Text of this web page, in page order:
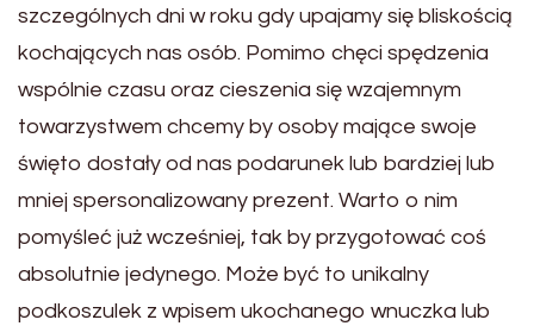
szczególnych dni w roku gdy upajamy się bliskością
kochających nas osób. Pomimo chęci spędzenia
wspólnie czasu oraz cieszenia się wzajemnym
towarzystwem chcemy by osoby mające swoje
święto dostały od nas podarunek lub bardziej lub
mniej spersonalizowany prezent. Warto o nim
pomyśleć już wcześniej, tak by przygotować coś
absolutnie jedynego. Może być to unikalny
podkoszulek z wpisem ukochanego wnuczka lub